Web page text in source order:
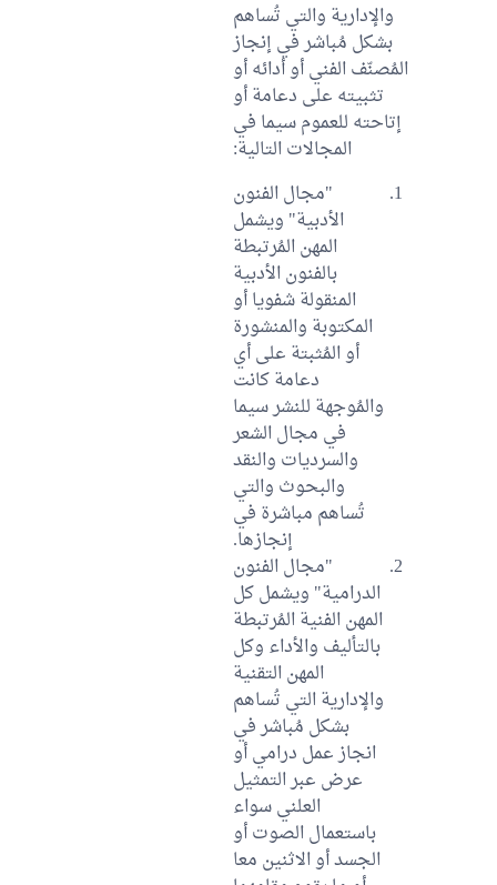
والإدارية والتي تُساهم
بشكل مُباشر في إنجاز
المُصنّف الفني أو أدائه أو
تثبيته على دعامة أو
إتاحته للعموم سيما في
المجالات التالية:
"مجال الفنون
الأدبية" ويشمل
المهن المُرتبطة
بالفنون الأدبية
المنقولة شفويا أو
المكتوبة والمنشورة
أو المُثبتة على أي
دعامة كانت
والمُوجهة للنشر سيما
في مجال الشعر
والسرديات والنقد
والبحوث والتي
تُساهم مباشرة في
إنجازها.
"مجال الفنون
الدرامية" ويشمل كل
المهن الفنية المُرتبطة
بالتأليف والأداء وكل
المهن التقنية
والإدارية التي تُساهم
بشكل مُباشر في
انجاز عمل درامي أو
عرض عبر التمثيل
العلني سواء
باستعمال الصوت أو
الجسد أو الاثنين معا